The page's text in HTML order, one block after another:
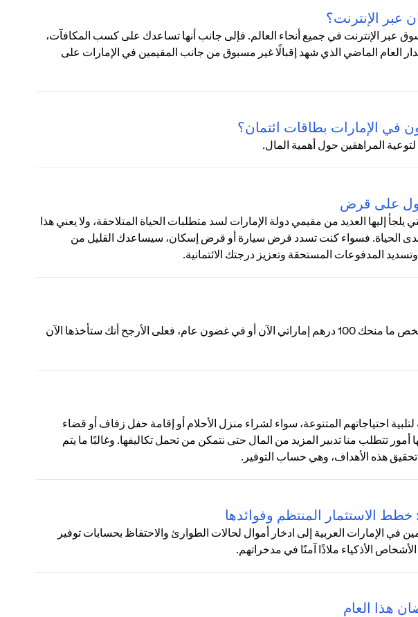
عبر الإنترنت؟
عبر الإنترنت في جميع أنحاء العالم. فإلى جانب أنها تساعدك على كسب المكافآت،
مدار العام الماضي الذي شهد إقبالًا غير مسبوق من جانب المقيمين في الإمارات على
في الإمارات بطاقات ائتمان؟
المراهقين حول أهمية المال.
يلجأ إليها العديد من مقيمي دولة الإمارات لسد متطلبات الحياة المتلاحقة، ولا يعني هذا
الحياة. فسواء كنت تسدد قرض سيارة أو قرض إسكان، سيساعدك القليل من
المدفوعات المستحقة وتعزيز درجتك الائتمانية.
تأمل في الحالات التالية:ج: إذا عرض عليك شخص ما منحك 100 درهم إماراتي الآن أو في غضون عام، فعلى الأرجح أنك ستأخذها الآن
لتلبية احتياجاتهم المتنوعة، سواء لشراء منزل الأحلام أو إقامة حفل زفاف أو قضاء
أمور تتطلب منا تدبير المزيد من المال حتى نتمكن من تحمل تكاليفها. وغالبًا ما يتم
تحقيق هذه الأهداف، وهي حساب التوفير.
الاستثمار المنتظم وفوائدها
في الإمارات العربية إلى ادخار أموال لحالات الطوارئ والاحتفاظ بحسابات توفير
الأذكياء ملاذًا آمنًا في مدخراتهم.